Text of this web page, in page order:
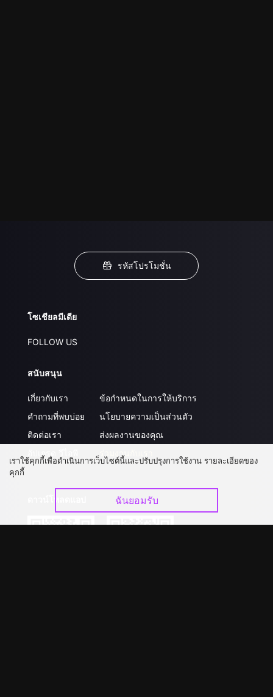
รหัสโปรโมชั่น
โซเชียลมีเดีย
FOLLOW US
สนับสนุน
เกี่ยวกับเรา
คำถามที่พบบ่อย
ติดต่อเรา
อัปเกรด วีไอพี
ข้อกำหนดในการให้บริการ
นโยบายความเป็นส่วนตัว
ส่งผลงานของคุณ
ร่วมงานกับเรา
เราใช้คุกกี้เพื่อดำเนินการเว็บไซต์นี้และปรับปรุงการใช้งาน รายละเอียดของ
คุกกี้
ฉันยอมรับ